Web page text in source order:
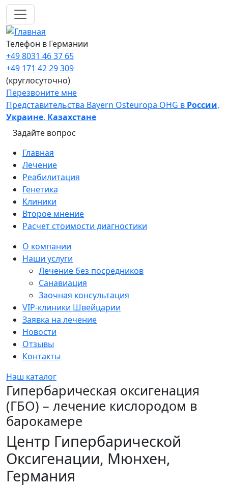
Перейти к основному содержанию
Телефон в Германии
+49 8031 46 37 65
+49 171 42 29 309
(круглосуточно)
Перезвоните мне
Представительства Bayern Osteuropa OHG в России,
Украине, Казахстане
Задайте вопрос
Main navigation
Главная
Лечение
Реабилитация
Генетика
Клиники
Второе мнение
Расчет стоимости диагностики
Sidebar
О компании
Наши услуги
Лечение без посредников
Санавиация
Заочная консультация
VIP-клиники Швейцарии
Заявка на лечение
Новости
Отзывы
Контакты
Наш каталог
Гипербарическая оксигенация
(ГБО) – лечение кислородом в
барокамере
Центр Гипербарической
Оксигенации, Мюнхен,
Германия